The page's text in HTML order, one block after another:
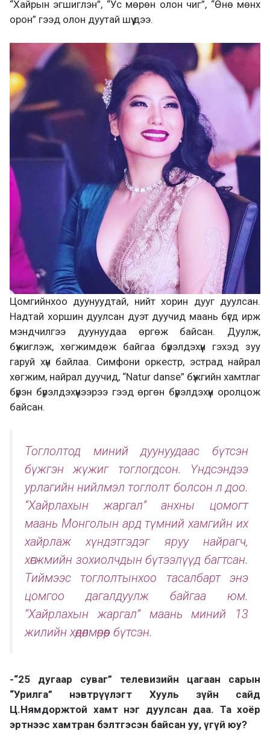
“Хайрын эгшиглэн”, “Ус мөрөн олон чиг”, “Өнө мөнх
орон” гээд олон дуутай шүү дээ.
Цомгийнхоо дуунуудтай, нийт хорин дууг дуулсан.
Надтай хоршин дуулсан дуэт дуучид маань бүгд ирж
мэндчилгээ дуунуудаа өргөж байсан. Дуулж,
бүжиглэж, хөгжимдөж байгаа бүрэлдэхүүн гэхэд зуу
гаруй хүн байлаа. Симфони оркестр, эстрад найрал
хөгжим, найрал дуучид, “Natur danse” бүжгийн хамтлаг
бүрэн бүрэлдэхүүнээрээ гээд өргөн бүрэлдэхүүн оролцож
байсан.
Тоглолтод миний дуунуудаас бүтсэн
бүжгэн жүжиг тоглогдсон. Үндсэндээ
урлагийн нийлмэл тоглолт болсон л доо.
“Хайрлахын жаргал” анхны цомогт
маань Монголын ард түмний хамгийн их
хайрлаж хүндэтгэдэг яруу найрагч,
хөгжмийн зохиолчдын бүтээлүүд багтсан.
Тиймээс тоглолтынхоо тасалбарт энэ
цомгоо дагалдуулж байгаа юм.
“Хайрлахын жаргал” маань миний 13
жилийн хөдөлмөрөөр бүтсэн.
-“25 дугаар суваг” телевизийн цагаан сарын
“Урилга” нэвтрүүлэгт Хууль зүйн сайд
Ц.Нямдоржтой хамт нэг дуулсан даа. Та хоёр
эртнээс хамтран бэлтгэсэн байсан уу, үгүй юу?